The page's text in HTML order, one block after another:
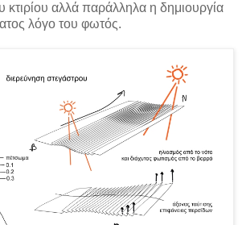
κτιρίου αλλά παράλληλα η δημιουργία
λόγο του φωτός.